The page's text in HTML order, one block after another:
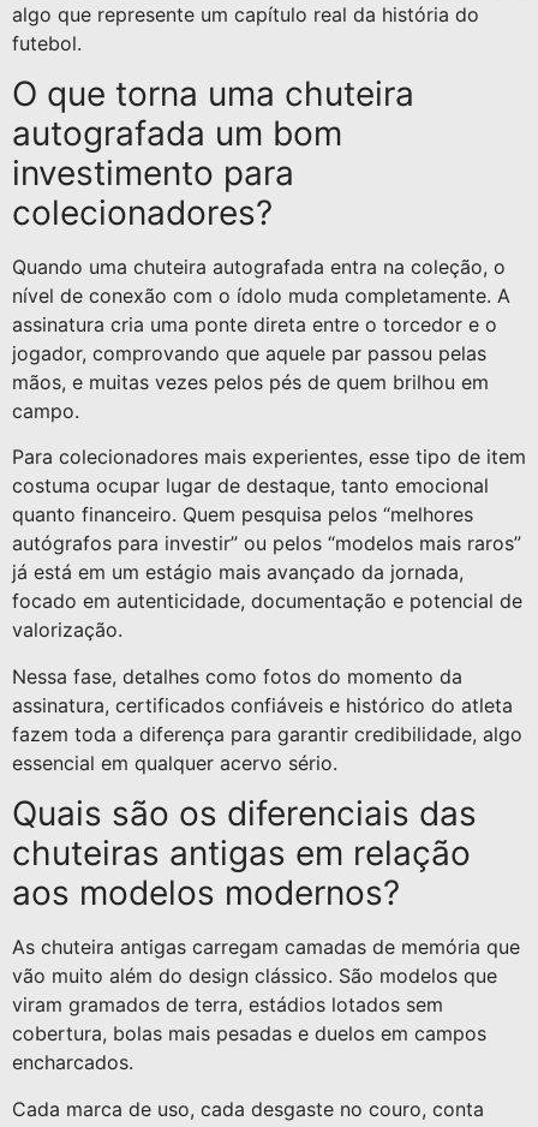
algo que represente um capítulo real da história do
futebol.
O que torna uma chuteira
autografada um bom
investimento para
colecionadores?
Quando uma chuteira autografada entra na coleção, o
nível de conexão com o ídolo muda completamente. A
assinatura cria uma ponte direta entre o torcedor e o
jogador, comprovando que aquele par passou pelas
mãos, e muitas vezes pelos pés de quem brilhou em
campo.
Para colecionadores mais experientes, esse tipo de item
costuma ocupar lugar de destaque, tanto emocional
quanto financeiro. Quem pesquisa pelos “melhores
autógrafos para investir” ou pelos “modelos mais raros”
já está em um estágio mais avançado da jornada,
focado em autenticidade, documentação e potencial de
valorização.
Nessa fase, detalhes como fotos do momento da
assinatura, certificados confiáveis e histórico do atleta
fazem toda a diferença para garantir credibilidade, algo
essencial em qualquer acervo sério.
Quais são os diferenciais das
chuteiras antigas em relação
aos modelos modernos?
As chuteira antigas carregam camadas de memória que
vão muito além do design clássico. São modelos que
viram gramados de terra, estádios lotados sem
cobertura, bolas mais pesadas e duelos em campos
encharcados.
Cada marca de uso, cada desgaste no couro, conta